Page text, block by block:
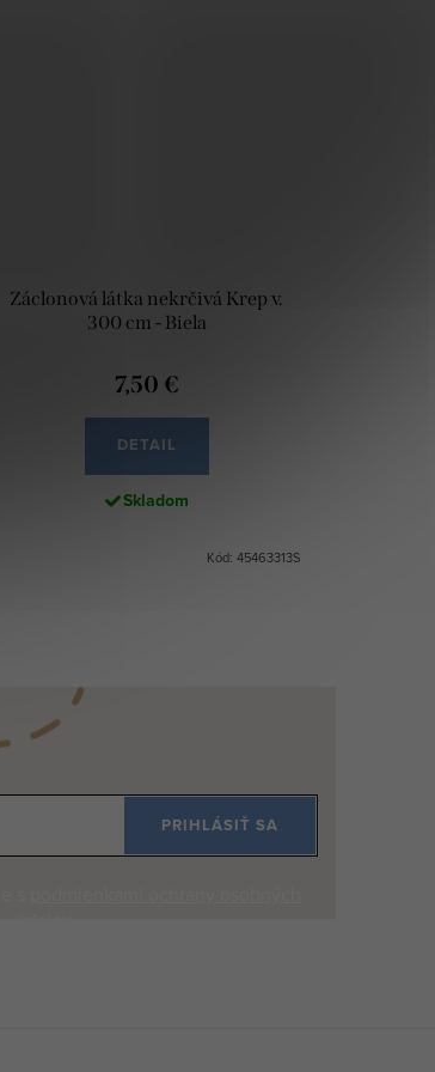
Záclonová látka nekrčivá Krep v.
300 cm - Biela
7,50 €
DETAIL
Skladom
Kód: 45463313S
PRIHLÁSIŤ SA